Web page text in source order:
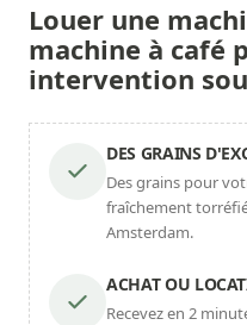
Louer une
machine à café
intervention
DES GRAINS
Des grains pour
fraîchement
Amsterdam.
ACHAT OU
Recevez en 2